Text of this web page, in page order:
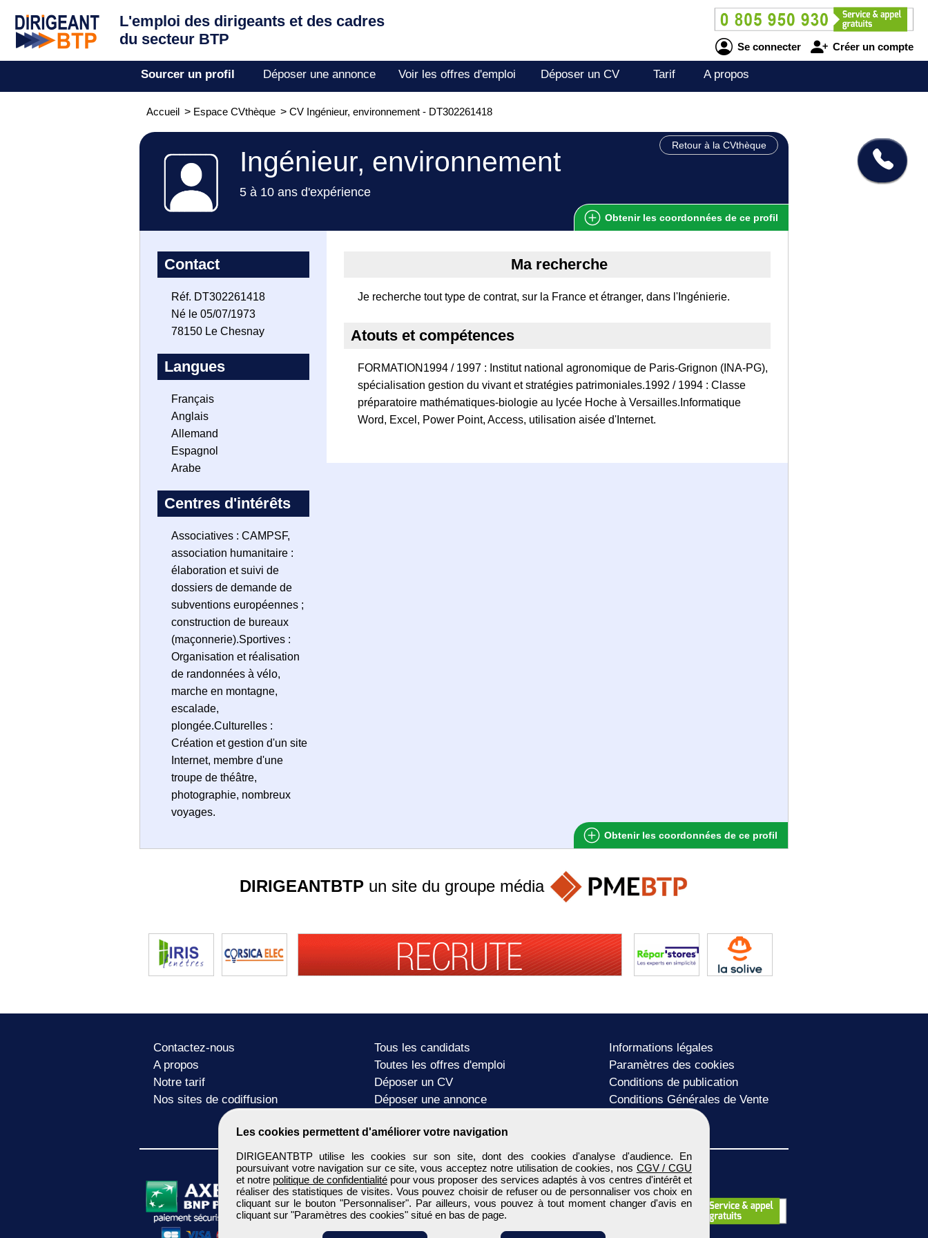
L'emploi des dirigeants et des cadres
du secteur BTP
Se connecter Créer un compte
Sourcer un profil Déposer une annonce Voir les offres d'emploi Déposer un CV Tarif A propos
Accueil > Espace CVthèque > CV Ingénieur, environnement - DT302261418
Retour à la CVthèque
Ingénieur, environnement
5 à 10 ans d'expérience
Obtenir les coordonnées de ce profil
Contact
Réf. DT302261418
Né le 05/07/1973
78150 Le Chesnay
Langues
Français
Anglais
Allemand
Espagnol
Arabe
Centres d'intérêts
Associatives : CAMPSF,
association humanitaire :
élaboration et suivi de
dossiers de demande de
subventions européennes ;
construction de bureaux
(maçonnerie).Sportives :
Organisation et réalisation
de randonnées à vélo,
marche en montagne,
escalade,
plongée.Culturelles :
Création et gestion d'un site
Internet, membre d'une
troupe de théâtre,
photographie, nombreux
voyages.
Ma recherche
Je recherche tout type de contrat, sur la France et étranger, dans l'Ingénierie.
Atouts et compétences
FORMATION1994 / 1997 : Institut national agronomique de Paris-Grignon (INA-PG),
spécialisation gestion du vivant et stratégies patrimoniales.1992 / 1994 : Classe
préparatoire mathématiques-biologie au lycée Hoche à Versailles.Informatique
Word, Excel, Power Point, Access, utilisation aisée d'Internet.
Obtenir les coordonnées de ce profil
Les cookies permettent d'améliorer votre navigation
DIRIGEANTBTP utilise les cookies sur son site, dont des cookies d'analyse d'audience. En
poursuivant votre navigation sur ce site, vous acceptez notre utilisation de cookies, nos CGV / CGU
et notre politique de confidentialitépour vous proposer des services adaptés à vos centres d'intérêt et
réaliser des statistiques de visites. Vous pouvez choisir de refuser ou de personnaliser vos choix en
cliquant sur le bouton "Personnaliser". Par ailleurs, vous pouvez à tout moment changer d'avis en
cliquant sur "Paramètres des cookies" situé en bas de page.
DIRIGEANTBTPun site du groupe média
Contactez-nous
A propos
Notre tarif
Nos sites de codiffusion
Tous les candidats
Toutes les offres d'emploi
Déposer un CV
Déposer une annonce
Informations légales
Paramètres des cookies
Conditions de publication
Conditions Générales de Vente